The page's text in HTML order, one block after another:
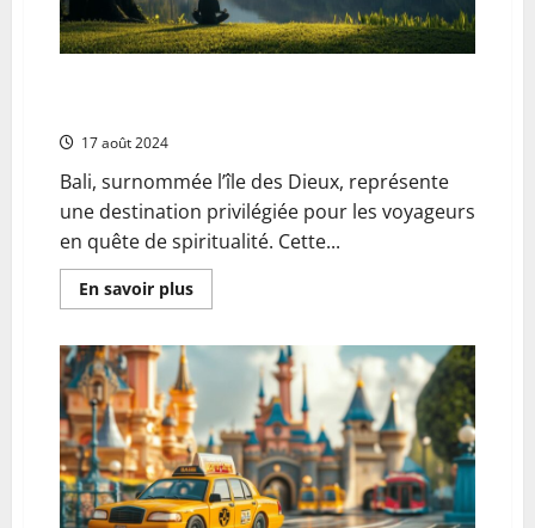
pour
une
vue
17 août 2024
Bali, surnommée l’île des Dieux, représente
une destination privilégiée pour les voyageurs
en quête de spiritualité. Cette...
En savoir plusEn
savoir
Les
meilleures
destinations
pour
une
retraite
spirituelle
:
Bali,
paradis
de